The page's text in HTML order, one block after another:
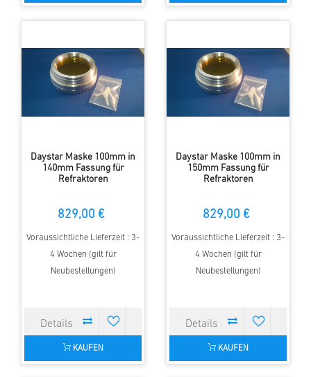
Daystar Maske 100mm in
140mm Fassung für
Refraktoren
829,00 €
Voraussichtliche Lieferzeit : 3-
4 Wochen (gilt für
Neubestellungen)
KAUFEN
Daystar Maske 100mm in
150mm Fassung für
Refraktoren
829,00 €
Voraussichtliche Lieferzeit : 3-
4 Wochen (gilt für
Neubestellungen)
KAUFEN